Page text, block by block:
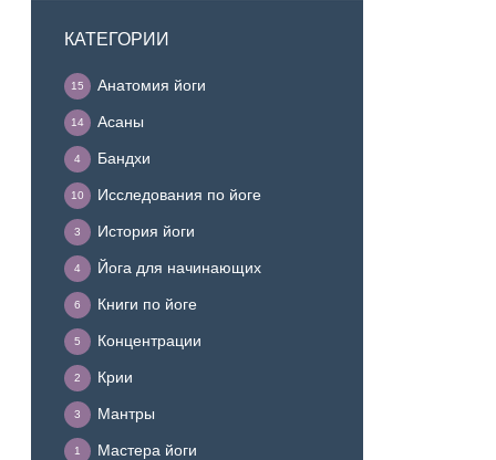
КАТЕГОРИИ
Анатомия йоги
15
Асаны
14
Бандхи
4
Исследования по йоге
10
История йоги
3
Йога для начинающих
4
Книги по йоге
6
Концентрации
5
Крии
2
Мантры
3
Мастера йоги
1